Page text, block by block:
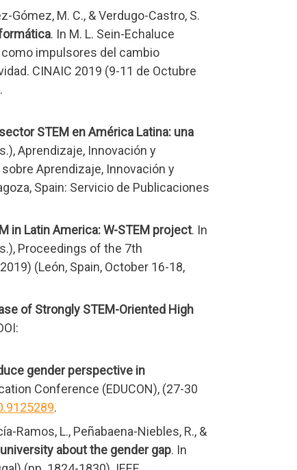
Gómez, M. C., & Verdugo-Castro, S.
. In M. L. Sein-Echaluce
como impulsores del cambio
CINAIC 2019 (9-11 de Octubre
STEM en América Latina: una
Aprendizaje, Innovación y
Aprendizaje, Innovación y
Spain: Servicio de Publicaciones
in Latin America: W-STEM project. In
Proceedings of the 7th
(León, Spain, October 16-18,
of Strongly STEM-Oriented High
gender perspective in
Conference (EDUCON), (27-30
.
Ramos, L., Peñabaena-Niebles, R., &
about the gender gap. In